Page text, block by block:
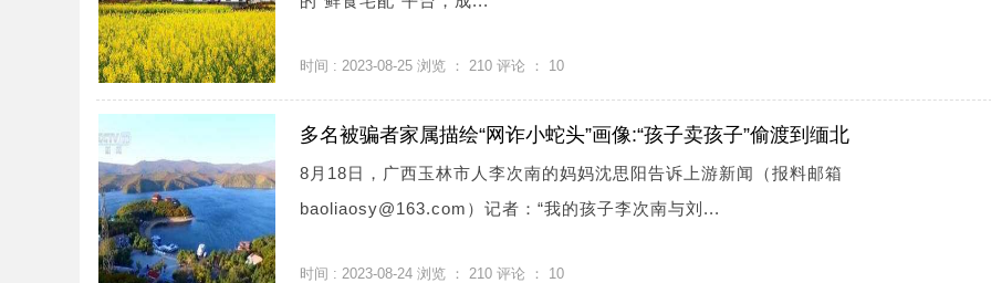
时间 : 2023-08-25 浏览 ： 210 评论 ： 10
多名被骗者家属描绘“网诈小蛇头”画像:“孩子卖孩子”偷渡到缅北
8月18日，广西玉林市人李次南的妈妈沈思阳告诉上游新闻（报料邮箱
baoliaosy@163.com）记者：“我的孩子李次南与刘...
时间 : 2023-08-24 浏览 ： 210 评论 ： 10